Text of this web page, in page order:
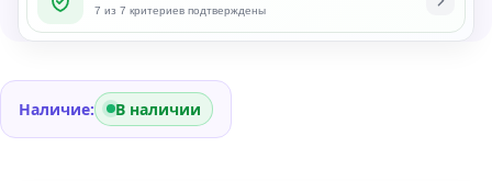
7 из 7 критериев подтверждены
Наличие: В наличии